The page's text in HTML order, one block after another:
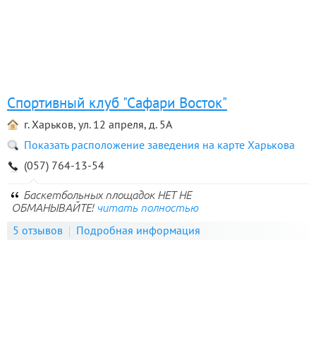
Спортивный клуб "Сафари Восток"
г. Харьков, ул. 12 апреля, д. 5А
Показать расположение заведения на карте Харькова
(057) 764-13-54
Баскетбольных площадок НЕТ НЕ
ОБМАНЫВАЙТЕ! читать полностью
5 отзывов Подробная информация